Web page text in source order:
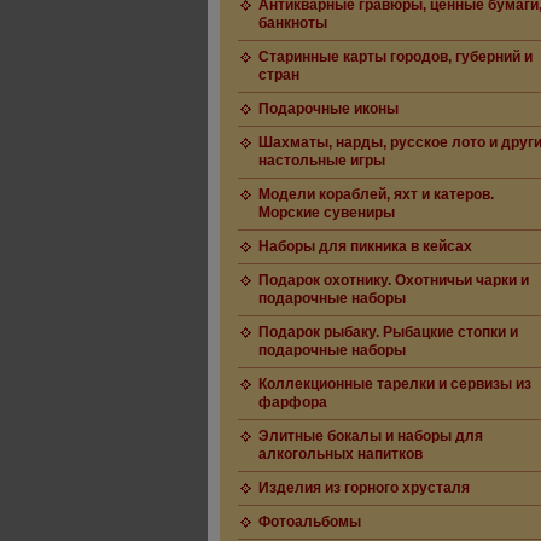
Антикварные гравюры, ценные бумаги,
банкноты
Старинные карты городов, губерний и
стран
Подарочные иконы
Шахматы, нарды, русское лото и
настольные игры
Модели кораблей, яхт и катеров.
Морские сувениры
Наборы для пикника в кейсах
Подарок охотнику. Охотничьи чарки и
подарочные наборы
Подарок рыбаку. Рыбацкие стопки и
подарочные наборы
Коллекционные тарелки и сервизы из
фарфора
Элитные бокалы и наборы для
алкогольных напитков
Изделия из горного хрусталя
Фотоальбомы